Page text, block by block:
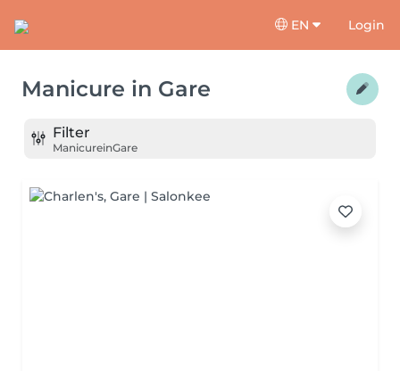
EN Login
Manicure in Gare
Filter
ManicureinGare